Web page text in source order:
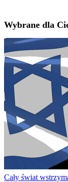
Wybrane dla
Cały świat